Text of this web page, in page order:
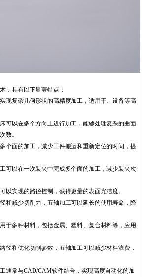
，具有以下显著特点：
现复杂几何形状的高精度加工，适用于、设备等高
可以在多个方向上进行加工，能够处理复杂的曲面
数。
个面的加工，减少工件搬运和重新定位的时间，提
可以在一次装夹中完成多个面的加工，减少装夹次
以实现的路径控制，获得更量的表面光洁度。
和减少切削力，五轴加工可以延长的使用寿命，降
于多种材料，包括金属、塑料、复合材料等，应用
径和优化切削参数，五轴加工可以减少材料浪费，
通常与CAD/CAM软件结合，实现高度自动化的加